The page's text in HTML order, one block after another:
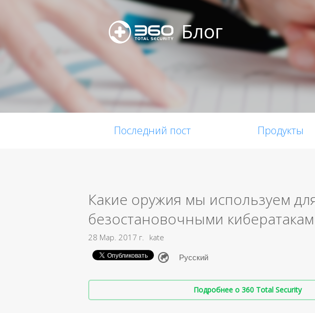
Блог
Последний пост Продукты
Какие оружия мы используем
безостановочными
28 Мар. 2017 г. kate
Подробнее о 360 Total Security